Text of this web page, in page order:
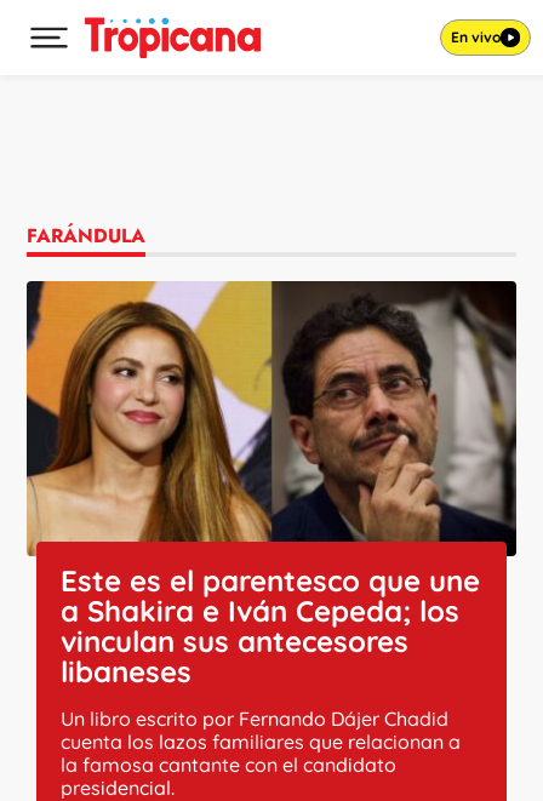
Desplegar menú principal En vivo
FARÁNDULA
Este es el parentesco que une
a Shakira e Iván Cepeda; los
vinculan sus antecesores
libaneses
Un libro escrito por Fernando Dájer Chadid
cuenta los lazos familiares que relacionan a
la famosa cantante con el candidato
presidencial.